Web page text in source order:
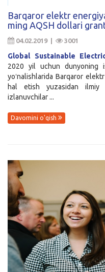
Barqaror elektr
ming AQSH dollari
04.02.2019 | 3001
Global Sustainable
2020 yil uchun dunyoning
yoʻnalishlarida Barqaror
hal etish yuzasidan ilmiy
izlanuvchilar ...
Davomini o'qish